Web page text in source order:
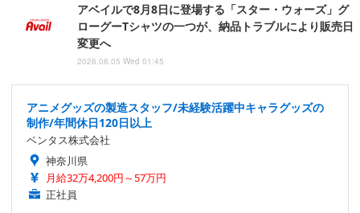
アベイルで8月8日に登場する「スター・ウォーズ」グ
ローグーTシャツの一つが、納品トラブルにより販売日
変更へ
2026.08.05 Wed 01:45
アニメグッズの製造スタッフ/未経験活躍中キャラグッズの
制作/年間休日120日以上
ベンタス株式会社
神奈川県
月給32万4,200円～57万円
正社員